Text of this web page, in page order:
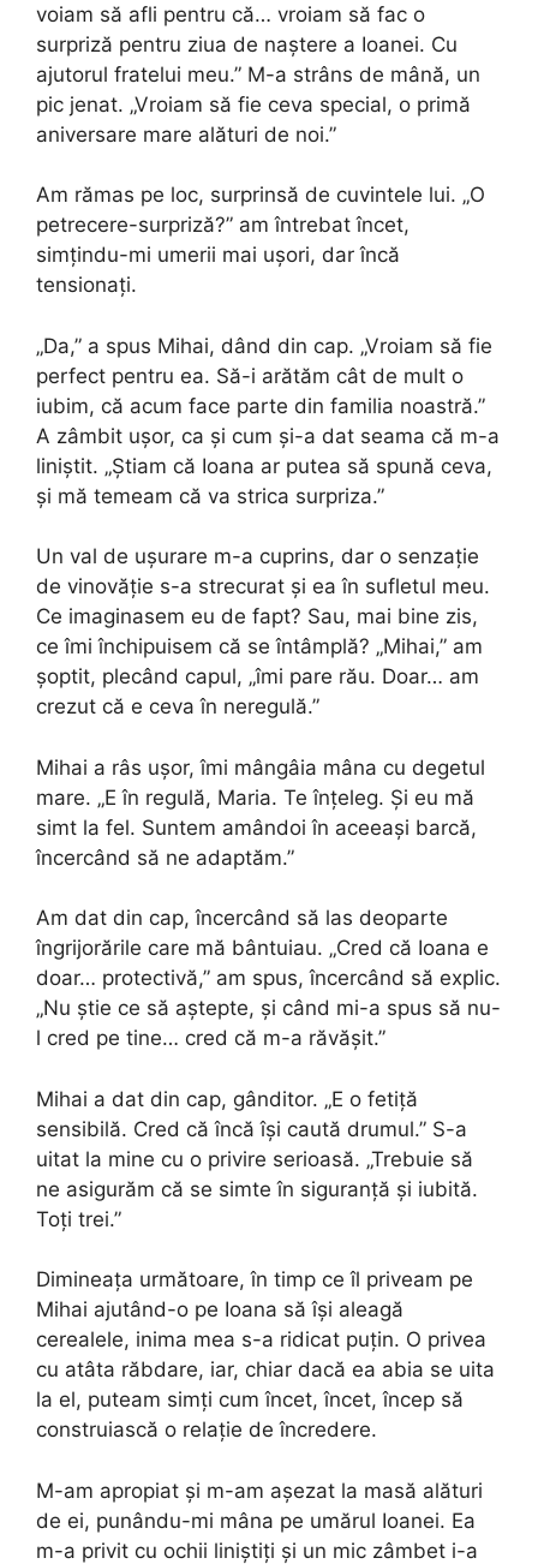
voiam să afli pentru că… vroiam să fac o
surpriză pentru ziua de naștere a Ioanei. Cu
ajutorul fratelui meu.” M-a strâns de mână, un
pic jenat. „Vroiam să fie ceva special, o primă
aniversare mare alături de noi.”
Am rămas pe loc, surprinsă de cuvintele lui. „O
petrecere-surpriză?” am întrebat încet,
simțindu-mi umerii mai ușori, dar încă
tensionați.
„Da,” a spus Mihai, dând din cap. „Vroiam să fie
perfect pentru ea. Să-i arătăm cât de mult o
iubim, că acum face parte din familia noastră.”
A zâmbit ușor, ca și cum și-a dat seama că m-a
liniștit. „Știam că Ioana ar putea să spună ceva,
și mă temeam că va strica surpriza.”
Un val de ușurare m-a cuprins, dar o senzație
de vinovăție s-a strecurat și ea în sufletul meu.
Ce imaginasem eu de fapt? Sau, mai bine zis,
ce îmi închipuisem că se întâmplă? „Mihai,” am
șoptit, plecând capul, „îmi pare rău. Doar… am
crezut că e ceva în neregulă.”
Mihai a râs ușor, îmi mângâia mâna cu degetul
mare. „E în regulă, Maria. Te înțeleg. Și eu mă
simt la fel. Suntem amândoi în aceeași barcă,
încercând să ne adaptăm.”
Am dat din cap, încercând să las deoparte
îngrijorările care mă bântuiau. „Cred că Ioana e
doar… protectivă,” am spus, încercând să explic.
„Nu știe ce să aștepte, și când mi-a spus să nu-
l cred pe tine… cred că m-a răvășit.”
Mihai a dat din cap, gânditor. „E o fetiță
sensibilă. Cred că încă își caută drumul.” S-a
uitat la mine cu o privire serioasă. „Trebuie să
ne asigurăm că se simte în siguranță și iubită.
Toți trei.”
Dimineața următoare, în timp ce îl priveam pe
Mihai ajutând-o pe Ioana să își aleagă
cerealele, inima mea s-a ridicat puțin. O privea
cu atâta răbdare, iar, chiar dacă ea abia se uita
la el, puteam simți cum încet, încet, încep să
construiască o relație de încredere.
M-am apropiat și m-am așezat la masă alături
de ei, punându-mi mâna pe umărul Ioanei. Ea
m-a privit cu ochii liniștiți și un mic zâmbet i-a